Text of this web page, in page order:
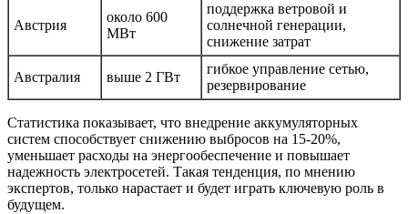
Австрия
около 600
МВт
поддержка ветровой и
солнечной генерации,
снижение затрат
Австралия выше 2 ГВт
гибкое управление сетью,
резервирование
Статистика показывает, что внедрение аккумуляторных
систем способствует снижению выбросов на 15-20%,
уменьшает расходы на энергообеспечение и повышает
надежность электросетей. Такая тенденция, по мнению
экспертов, только нарастает и будет играть ключевую роль в
будущем.